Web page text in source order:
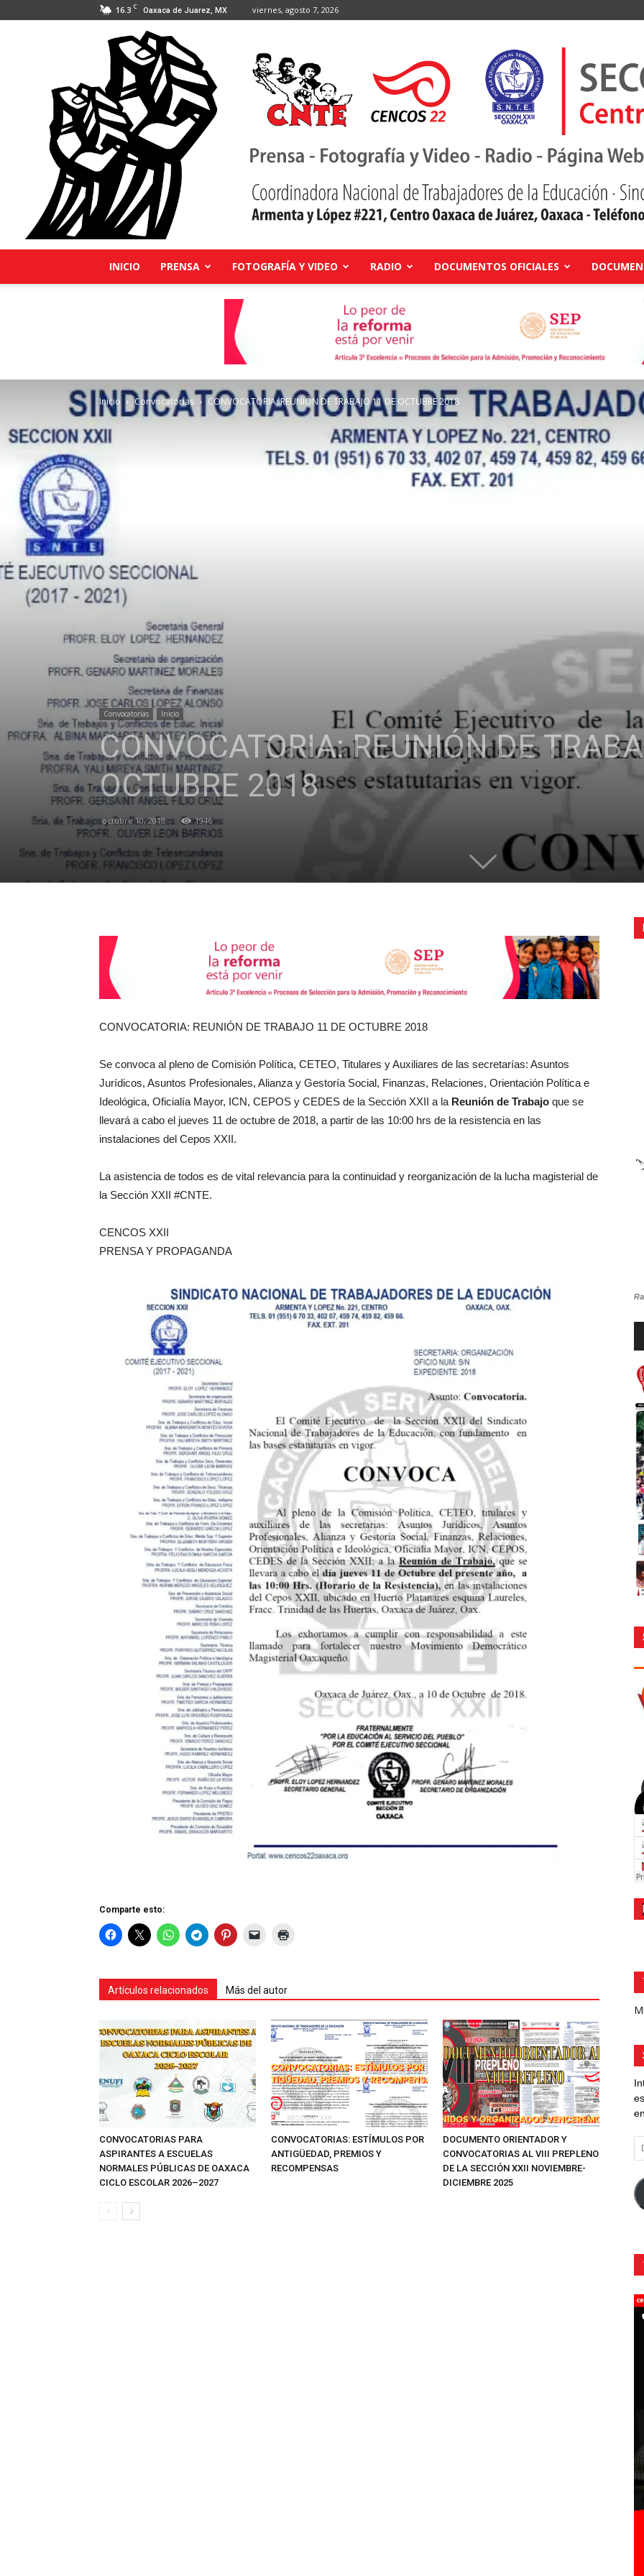
16.3 C Oaxaca de Juarez, MX viernes, agosto 7, 2026
de
Comunicación
la
Sección
INICIO PRENSA FOTOGRAFÍA Y VIDEO RADIO DOCUMENTOS OFICIALES
Inicio Convocatorias CONVOCATORIA: REUNIÓN DE TRABAJO 11 DE OCTUBRE 2018
Convocatorias Inicio
CONVOCATORIA: REUNIÓN DE
OCTUBRE 2018
octubre 10, 2018 1946
CONVOCATORIA: REUNIÓN DE TRABAJO 11 DE OCTUBRE 2018
Se convoca al pleno de Comisión Política, CETEO, Titulares y Auxiliares de las secretarías: Asuntos
Jurídicos, Asuntos Profesionales, Alianza y Gestoría Social, Finanzas, Relaciones, Orientación Política e
Ideológica, Oficialía Mayor, ICN, CEPOS y CEDES de la Sección XXII a la Reunión de Trabajo que se
llevará a cabo el jueves 11 de octubre de 2018, a partir de las 10:00 hrs de la resistencia en las
instalaciones del Cepos XXII.
La asistencia de todos es de vital relevancia para la continuidad y reorganización de la lucha magisterial de
la Sección XXII #CNTE.
CENCOS XXII
PRENSA Y PROPAGANDA
Comparte esto:
Artículos relacionados Más del autor
CONVOCATORIAS PARA
ASPIRANTES A ESCUELAS
NORMALES PÚBLICAS DE OAXACA
CICLO ESCOLAR 2026–2027
CONVOCATORIAS: ESTÍMULOS POR
ANTIGÜEDAD, PREMIOS Y
RECOMPENSAS
DOCUMENTO ORIENTADOR Y
CONVOCATORIAS AL VIII PREPLENO
DE LA SECCIÓN XXII NOVIEMBRE-
DICIEMBRE 2025
de